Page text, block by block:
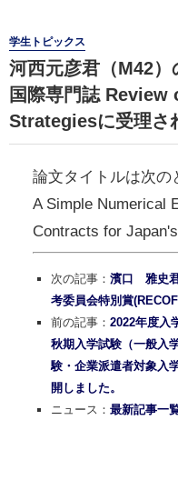
学生トピックス
河西元彦君（M42
国際専門誌
Strategiesに受理さ
論文タイトルは次の
A Simple Numerical
Contracts for
次の記事： 濱口 雅史君
考委員会特別賞
前の記事： 2022年度
秋期入学試験（一般入
験・企業派遣者対象入
開しました。
ニュース： 最新記事一